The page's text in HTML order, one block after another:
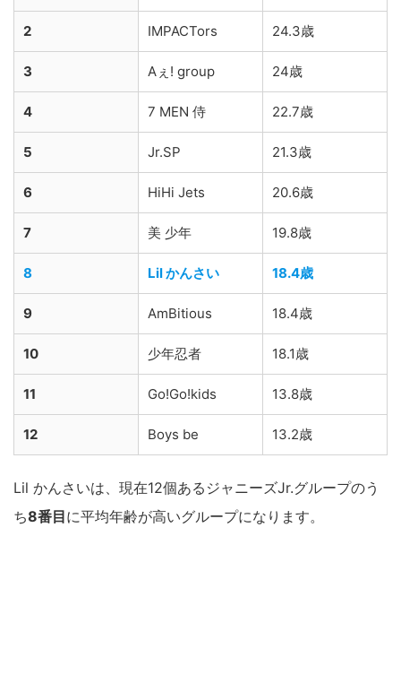
2 IMPACTors 24.3歳
3 Aぇ! group 24歳
4 7 MEN 侍 22.7歳
5 Jr.SP 21.3歳
6 HiHi Jets 20.6歳
7 美 少年 19.8歳
8 Lil かんさい 18.4歳
9 AmBitious 18.4歳
10 少年忍者 18.1歳
11 Go!Go!kids 13.8歳
12 Boys be 13.2歳
Lil かんさいは、現在12個あるジャニーズJr.グループのう
ち8番目に平均年齢が高いグループになります。